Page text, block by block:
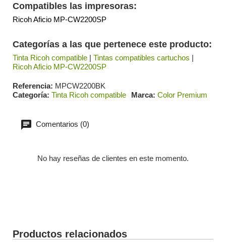
Compatibles las impresoras:
Ricoh Aficio MP-CW2200SP
Categorías a las que pertenece este producto:
Tinta Ricoh compatible | Tintas compatibles cartuchos |
Ricoh Aficio MP-CW2200SP
Referencia MPCW2200BK
Categoría Tinta Ricoh compatible Marca Color Premium
Comentarios (0)
No hay reseñas de clientes en este momento.
Productos relacionados